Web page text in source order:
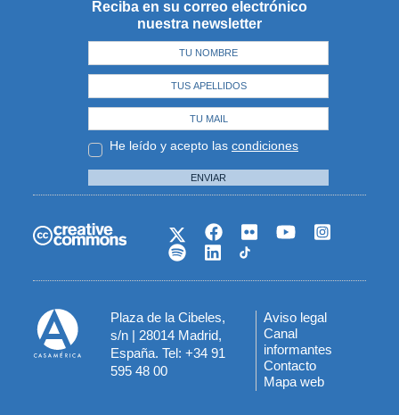
Reciba en su correo electrónico
nuestra newsletter
He leído y acepto las condiciones
ENVIAR
Plaza de la Cibeles,
s/n | 28014 Madrid,
España. Tel: +34 91
595 48 00
Menú
del
pie
Aviso legal
Canal
informantes
Contacto
Mapa web